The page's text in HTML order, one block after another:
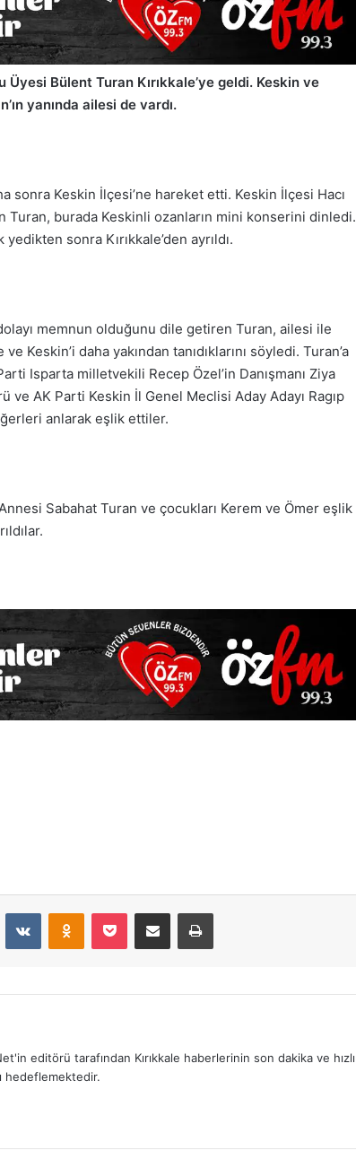
Bülent Turan Kırıkkale’ye geldi. Keskin ve
yanında ailesi de vardı.
sonra Keskin İlçesi’ne hareket etti. Keskin İlçesi Hacı
Turan, burada Keskinli ozanların mini konserini dinledi.
sonra Kırıkkale’den ayrıldı.
memnun olduğunu dile getiren Turan, ailesi ile
Keskin’i daha yakından tanıdıklarını söyledi. Turan’a
Isparta milletvekili Recep Özel’in Danışmanı Ziya
AK Parti Keskin İl Genel Meclisi Aday Adayı Ragıp
anlarak eşlik ettiler.
Sabahat Turan ve çocukları Kerem ve Ömer eşlik
editörü tarafından Kırıkkale haberlerinin son dakika ve hızlı
hedeflemektedir.